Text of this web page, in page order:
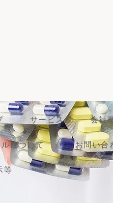
サービス 会社
について お問い合
等